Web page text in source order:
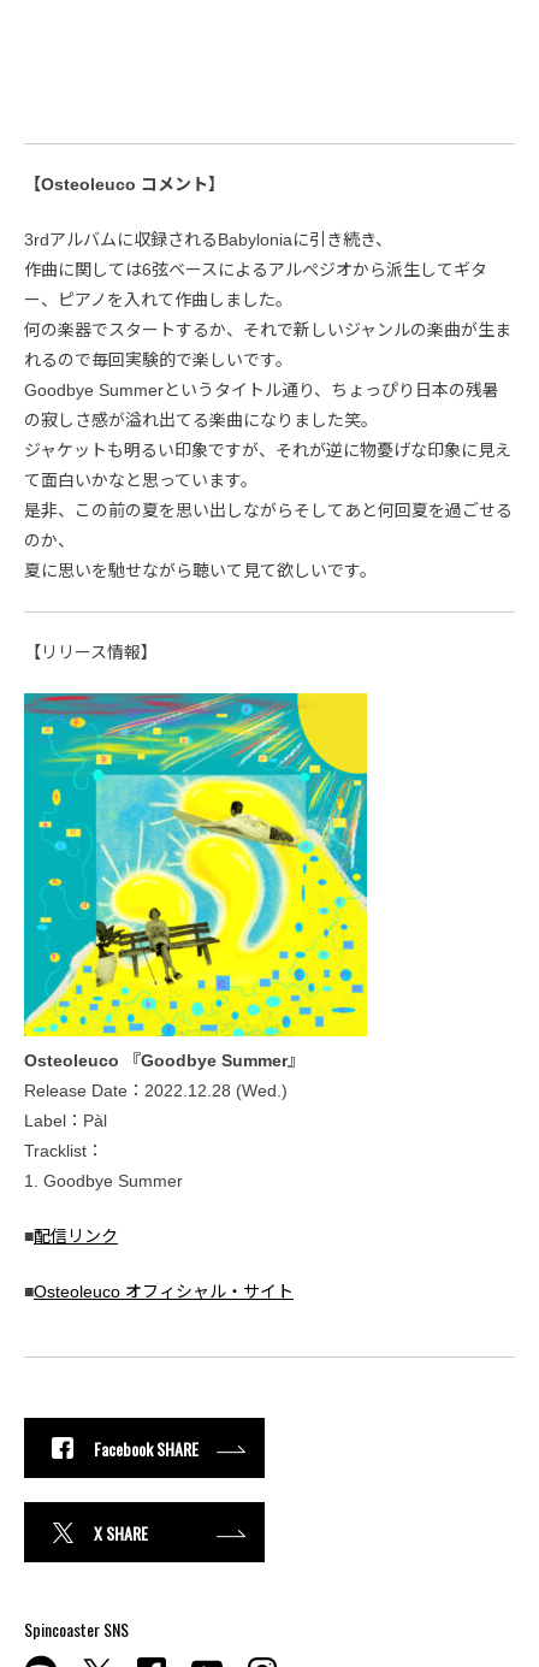
【Osteoleuco コメント】
3rdアルバムに収録されるBabyloniaに引き続き、
作曲に関しては6弦ベースによるアルぺジオから派生してギタ
ー、ピアノを入れて作曲しました。
何の楽器でスタートするか、それで新しいジャンルの楽曲が生ま
れるので毎回実験的で楽しいです。
Goodbye Summerというタイトル通り、ちょっぴり日本の残暑
の寂しさ感が溢れ出てる楽曲になりました笑。
ジャケットも明るい印象ですが、それが逆に物憂げな印象に見え
て面白いかなと思っています。
是非、この前の夏を思い出しながらそしてあと何回夏を過ごせる
のか、
夏に思いを馳せながら聴いて見て欲しいです。
【リリース情報】
Osteoleuco 『Goodbye Summer』
Release Date：2022.12.28 (Wed.)
Label：Pàl
Tracklist：
1. Goodbye Summer
■配信リンク
■Osteoleuco オフィシャル・サイト
Facebook SHARE
X SHARE
Spincoaster SNS